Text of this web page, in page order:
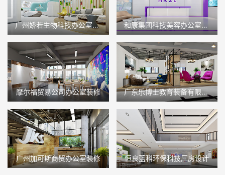
广州娇若生物科技办公室设计 和康集团科技美容办公室设计
摩尔福贸易公司办公室装修 广东乐博士教育装备有限公司
广州加可斯商贸办公室装修 恒良蓝科环保科技厂房设计